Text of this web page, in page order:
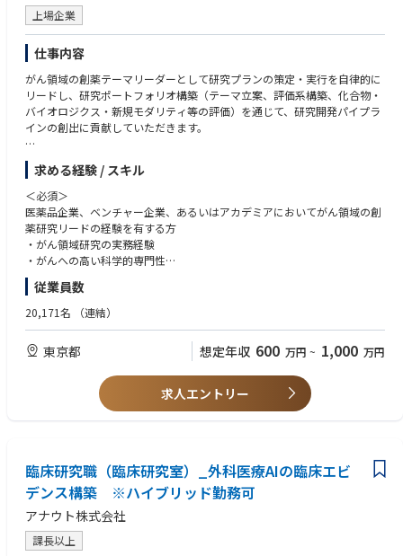
上場企業
仕事内容
がん領域の創薬テーマリーダーとして研究プランの策定・実行を自律的に
リードし、研究ポートフォリオ構築（テーマ立案、評価系構築、化合物・
バイオロジクス・新規モダリティ等の評価）を通じて、研究開発パイプラ
インの創出に貢献していただきます。
<入社後のキャリアパス＞
・がん領域のテーマ立案・創薬研究テーマリーダー
・がん領域での共同研究やグローバルプロジェクトリーダー
・RIへの出向による海外勤務経験
求める経験 / スキル
＜必須＞
医薬品企業、ベンチャー企業、あるいはアカデミアにおいてがん領域の創
薬研究リードの経験を有する方
・がん領域研究の実務経験
・がんへの高い科学的専門性
- 創薬研究の実務経験目安8-15年（in vitro及びin vivo）
・修士号取得者
・外部組織との協業を円滑にリード、推進した経験
・国内外の外部研究者との幅広いネットワークを構築した経験
・筆頭著者の学術論文を複数有する方
・英語中級以上
・博士号取得者
従業員数
20,171名 （連結）
東京都 想定年収 600 万円 ~ 1,000 万円
求人エントリー
臨床研究職（臨床研究室）_外科医療AIの臨床エビ
デンス構築 ※ハイブリッド勤務可
アナウト株式会社
課長以上